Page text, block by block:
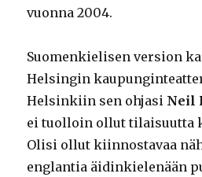
vuonna 2004.
Suomenkielisen version
Helsingin
Helsinkiin sen ohjasi Neil
ei tuolloin ollut tilaisuutta
Olisi ollut kiinnostavaa
englantia äidinkielenään